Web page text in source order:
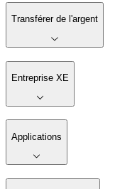
Transférer de l'argent
Entreprise XE
Applications